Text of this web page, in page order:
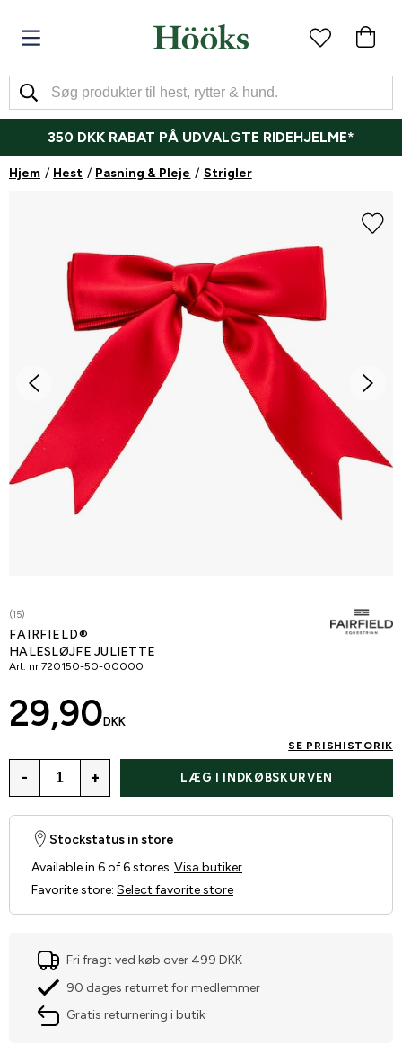
350 DKK RABAT PÅ UDVALGTE RIDEHJELME*
Hjem Hest Pasning & Pleje Strigler
(15)
FAIRFIELD®
HALESLØJFE JULIETTE
Art. nr 720150-50-00000
29,90 DKK
SE PRISHISTORIK
- + LÆG I INDKØBSKURVEN
Stockstatus in store
Available in 6 of 6 stores Visa butiker
Favorite store: Select favorite store
Fri fragt ved køb over 499 DKK
90 dages returret for medlemmer
Gratis returnering i butik